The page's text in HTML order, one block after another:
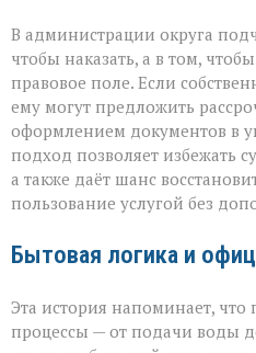
В администрации округа
чтобы наказать, а в том,
правовое поле. Если
ему могут предложить
оформлением документов в
подход позволяет избежать
а также даёт шанс
пользование услугой без
Бытовая логика и
Эта история напоминает,
процессы — от подачи воды